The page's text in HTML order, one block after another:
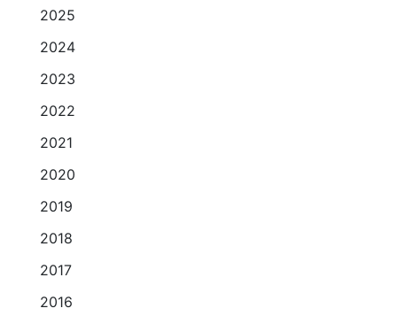
2025
2024
2023
2022
2021
2020
2019
2018
2017
2016